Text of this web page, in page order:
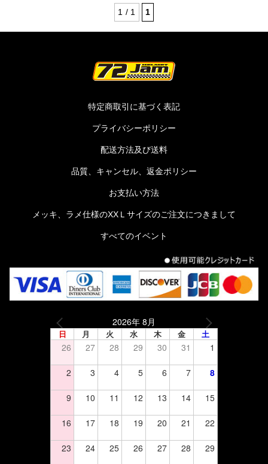
1 / 1 1
特定商取引に基づく表記
プライバシーポリシー
配送方法及び送料
品質、キャンセル、返金ポリシー
お支払い方法
メッキ、ラメ仕様のXXＬサイズのご注文につきまして
すべてのイベント
2026年 8月
日 月 火 水 木 金 土
26 27 28 29 30 31 1
2 3 4 5 6 7 8
9 10 11 12 13 14 15
16 17 18 19 20 21 22
23 24 25 26 27 28 29